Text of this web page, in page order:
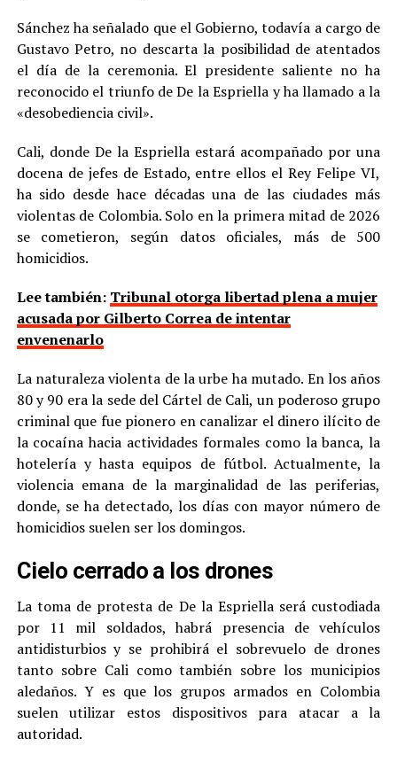
Sánchez ha señalado que el Gobierno, todavía a cargo de
Gustavo Petro, no descarta la posibilidad de atentados
el día de la ceremonia. El presidente saliente no ha
reconocido el triunfo de De la Espriella y ha llamado a la
«desobediencia civil».
Cali, donde De la Espriella estará acompañado por una
docena de jefes de Estado, entre ellos el Rey Felipe VI,
ha sido desde hace décadas una de las ciudades más
violentas de Colombia. Solo en la primera mitad de 2026
se cometieron, según datos oficiales, más de 500
homicidios.
Lee también: Tribunal otorga libertad plena a mujer
acusada por Gilberto Correa de intentar
envenenarlo
La naturaleza violenta de la urbe ha mutado. En los años
80 y 90 era la sede del Cártel de Cali, un poderoso grupo
criminal que fue pionero en canalizar el dinero ilícito de
la cocaína hacia actividades formales como la banca, la
hotelería y hasta equipos de fútbol. Actualmente, la
violencia emana de la marginalidad de las periferias,
donde, se ha detectado, los días con mayor número de
homicidios suelen ser los domingos.
Cielo cerrado a los drones
La toma de protesta de De la Espriella será custodiada
por 11 mil soldados, habrá presencia de vehículos
antidisturbios y se prohibirá el sobrevuelo de drones
tanto sobre Cali como también sobre los municipios
aledaños. Y es que los grupos armados en Colombia
suelen utilizar estos dispositivos para atacar a la
autoridad.